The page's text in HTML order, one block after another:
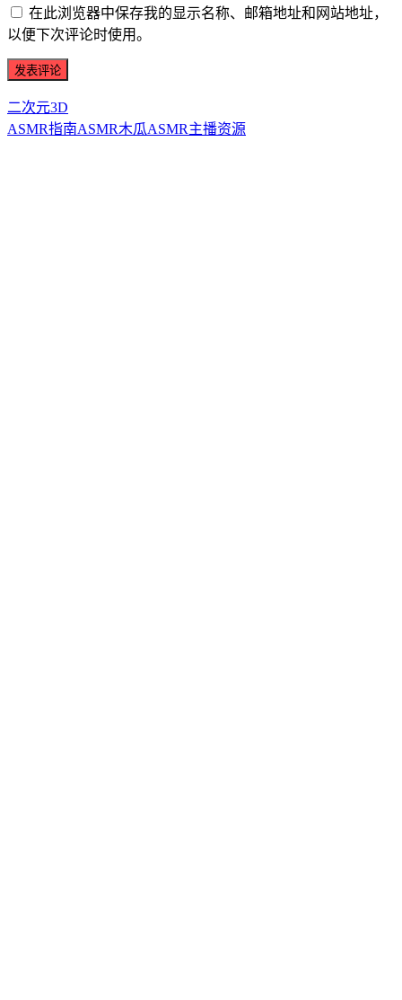
在此浏览器中保存我的显示名称、邮箱地址和网站地址，
以便下次评论时使用。
二次元3D
ASMR指南ASMR木瓜ASMR主播资源